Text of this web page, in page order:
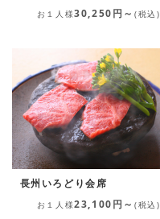
お１人様30,250円～ (税込)
長州いろどり会席
お１人様23,100円～ (税込)